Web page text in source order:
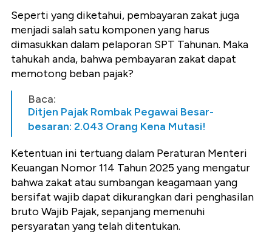
Seperti yang diketahui, pembayaran zakat juga
menjadi salah satu komponen yang harus
dimasukkan dalam pelaporan SPT Tahunan. Maka
tahukah anda, bahwa pembayaran zakat dapat
memotong beban pajak?
Baca:
Ditjen Pajak Rombak Pegawai Besar-
besaran: 2.043 Orang Kena Mutasi!
Ketentuan ini tertuang dalam Peraturan Menteri
Keuangan Nomor 114 Tahun 2025 yang mengatur
bahwa zakat atau sumbangan keagamaan yang
bersifat wajib dapat dikurangkan dari penghasilan
bruto Wajib Pajak, sepanjang memenuhi
persyaratan yang telah ditentukan.